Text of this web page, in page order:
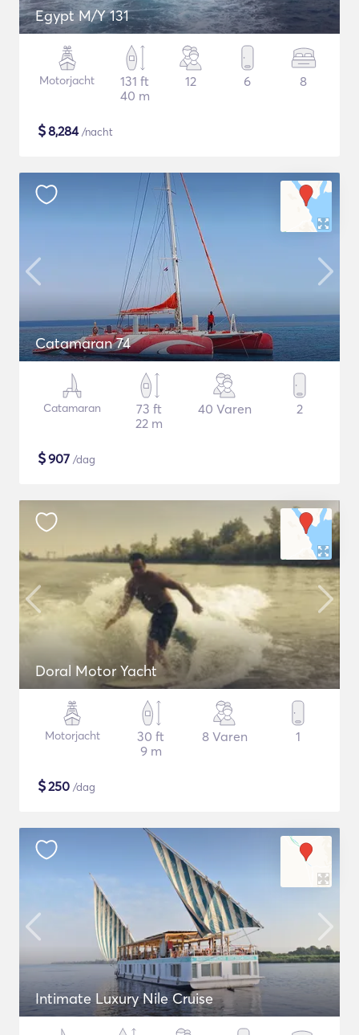
Egypt M/Y 131
Motorjacht
131 ft
40 m
12 6 8
$8,284/nacht
Catamaran 74
Catamaran
73 ft
22 m
40 Varen 2
$907 /dag
Doral Motor Yacht
Motorjacht
30 ft
9 m
8 Varen 1
$250 /dag
Intimate Luxury Nile Cruise